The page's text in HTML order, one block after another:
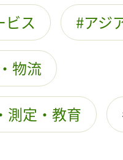
ビス アジ
物流
測定・教育